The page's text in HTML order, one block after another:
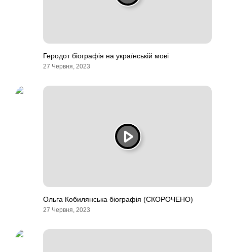
Геродот біографія на українській мові
27 Червня, 2023
Ольга Кобилянська біографія (СКОРОЧЕНО)
27 Червня, 2023